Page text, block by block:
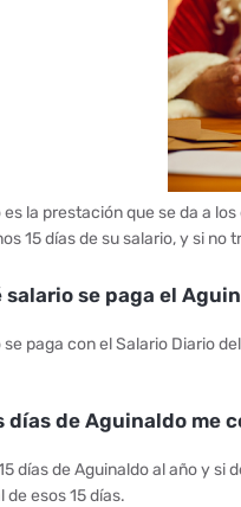
es la prestación que se da a
15 días de su salario, y si
salario se paga el
se paga con el Salario Diario
días de Aguinaldo me
días de Aguinaldo al año y
de esos 15 días.